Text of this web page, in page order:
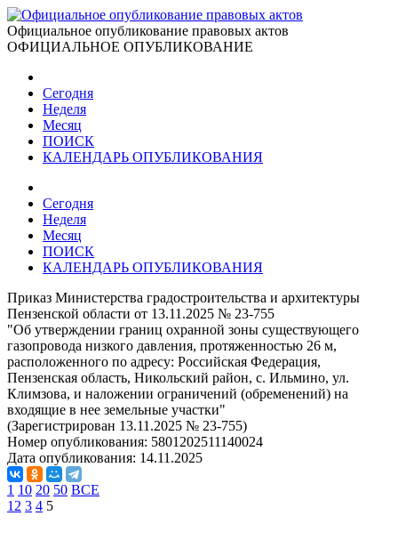
Официальное опубликование правовых актов
ОФИЦИАЛЬНОЕ ОПУБЛИКОВАНИЕ
Сегодня
Неделя
Месяц
ПОИСК
КАЛЕНДАРЬ ОПУБЛИКОВАНИЯ
Сегодня
Неделя
Месяц
ПОИСК
КАЛЕНДАРЬ ОПУБЛИКОВАНИЯ
Приказ Министерства градостроительства и архитектуры
Пензенской области от 13.11.2025 № 23-755
"Об утверждении границ охранной зоны существующего
газопровода низкого давления, протяженностью 26 м,
расположенного по адресу: Российская Федерация,
Пензенская область, Никольский район, с. Ильмино, ул.
Климзова, и наложении ограничений (обременений) на
входящие в нее земельные участки"
(Зарегистрирован 13.11.2025 № 23-755)
Номер опубликования: 5801202511140024
Дата опубликования: 14.11.2025
1 10 20 50 ВСЕ
1 2 3 4 5